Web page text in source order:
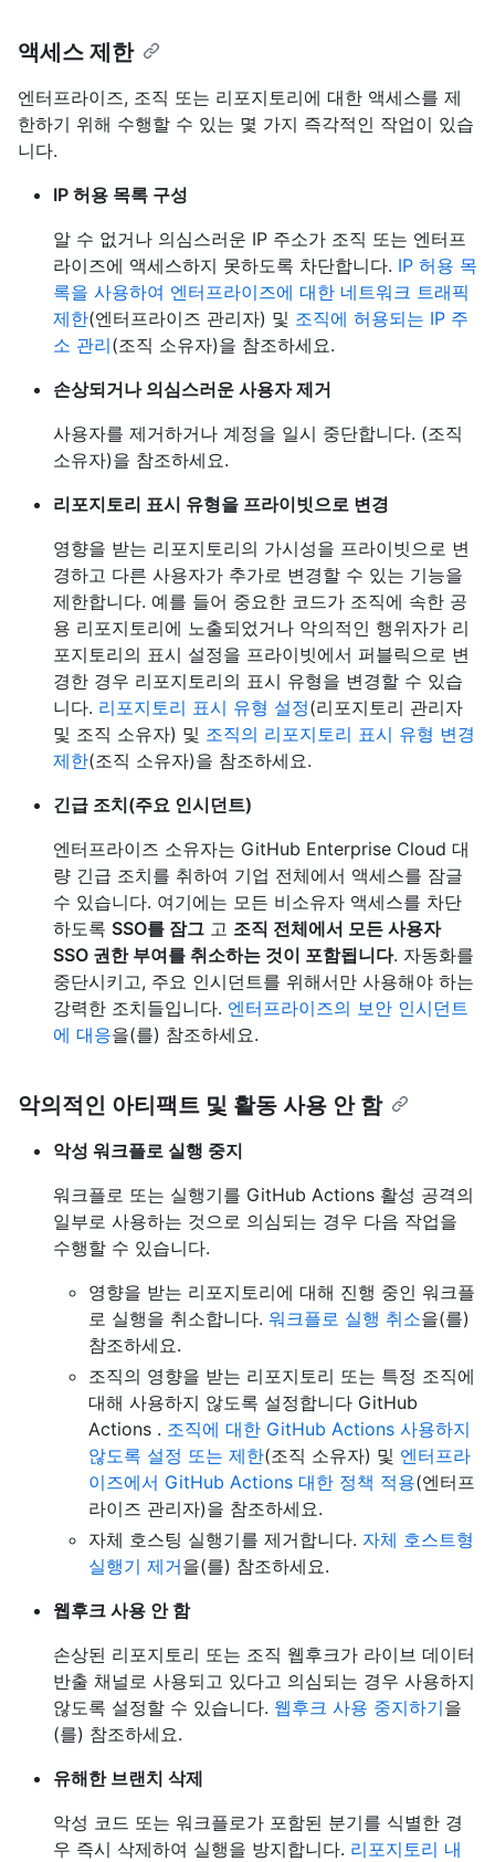
액세스 제한
엔터프라이즈, 조직 또는 리포지토리에 대한 액세스를 제
한하기 위해 수행할 수 있는 몇 가지 즉각적인 작업이 있습
니다.
IP 허용 목록 구성
알 수 없거나 의심스러운 IP 주소가 조직 또는 엔터프
라이즈에 액세스하지 못하도록 차단합니다. IP 허용 목
록을 사용하여 엔터프라이즈에 대한 네트워크 트래픽
제한(엔터프라이즈 관리자) 및 조직에 허용되는 IP 주
소 관리(조직 소유자)을 참조하세요.
손상되거나 의심스러운 사용자 제거
사용자를 제거하거나 계정을 일시 중단합니다. (조직
소유자)을 참조하세요.
리포지토리 표시 유형을 프라이빗으로 변경
영향을 받는 리포지토리의 가시성을 프라이빗으로 변
경하고 다른 사용자가 추가로 변경할 수 있는 기능을
제한합니다. 예를 들어 중요한 코드가 조직에 속한 공
용 리포지토리에 노출되었거나 악의적인 행위자가 리
포지토리의 표시 설정을 프라이빗에서 퍼블릭으로 변
경한 경우 리포지토리의 표시 유형을 변경할 수 있습
니다. 리포지토리 표시 유형 설정(리포지토리 관리자
및 조직 소유자) 및 조직의 리포지토리 표시 유형 변경
제한(조직 소유자)을 참조하세요.
긴급 조치(주요 인시던트)
엔터프라이즈 소유자는 GitHub Enterprise Cloud 대
량 긴급 조치를 취하여 기업 전체에서 액세스를 잠글
수 있습니다. 여기에는 모든 비소유자 액세스를 차단
하도록 SSO를 잠그 고 조직 전체에서 모든 사용자
SSO 권한 부여를 취소하는 것이 포함됩니다. 자동화를
중단시키고, 주요 인시던트를 위해서만 사용해야 하는
강력한 조치들입니다. 엔터프라이즈의 보안 인시던트
에 대응을(를) 참조하세요.
악의적인 아티팩트 및 활동 사용 안 함
악성 워크플로 실행 중지
워크플로 또는 실행기를 GitHub Actions 활성 공격의
일부로 사용하는 것으로 의심되는 경우 다음 작업을
수행할 수 있습니다.
영향을 받는 리포지토리에 대해 진행 중인 워크플
로 실행을 취소합니다. 워크플로 실행 취소을(를)
참조하세요.
조직의 영향을 받는 리포지토리 또는 특정 조직에
대해 사용하지 않도록 설정합니다 GitHub
Actions . 조직에 대한 GitHub Actions 사용하지
않도록 설정 또는 제한(조직 소유자) 및 엔터프라
이즈에서 GitHub Actions 대한 정책 적용(엔터프
라이즈 관리자)을 참조하세요.
자체 호스팅 실행기를 제거합니다. 자체 호스트형
실행기 제거을(를) 참조하세요.
웹후크 사용 안 함
손상된 리포지토리 또는 조직 웹후크가 라이브 데이터
반출 채널로 사용되고 있다고 의심되는 경우 사용하지
않도록 설정할 수 있습니다. 웹후크 사용 중지하기을
(를) 참조하세요.
유해한 브랜치 삭제
악성 코드 또는 워크플로가 포함된 분기를 식별한 경
우 즉시 삭제하여 실행을 방지합니다. 리포지토리 내